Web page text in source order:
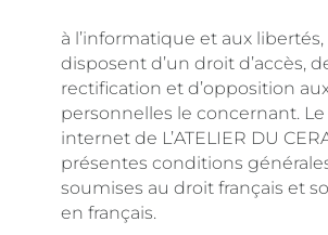
à l’informatique et aux
disposent d’un droit d’accès,
rectification et d’opposition
personnelles le concernant. Le
internet de L’ATELIER DU
présentes conditions
soumises au droit français et
en français.